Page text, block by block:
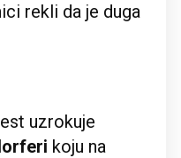
rekli da je duga
uzrokuje
koju na